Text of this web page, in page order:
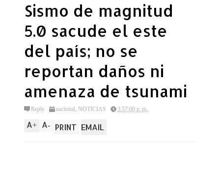
Sismo de magnitud
5.0 sacude el este
del país; no se
reportan daños ni
amenaza de tsunami
Reply nacional, NOTICIAS 3:57:00 p. m.
A+ A- PRINT EMAIL